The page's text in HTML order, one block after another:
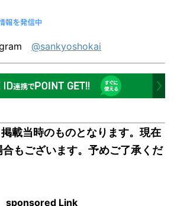
@sankyoshokai
載当時のものとなります。現在
もございます。予めご了承くだ
sponsored Link